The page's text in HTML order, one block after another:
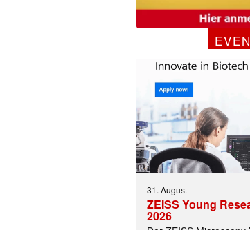
31. August
ZEISS Young
2026